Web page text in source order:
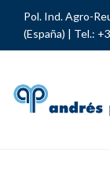
Pol. Ind. Agro-
(España) | Tel.: